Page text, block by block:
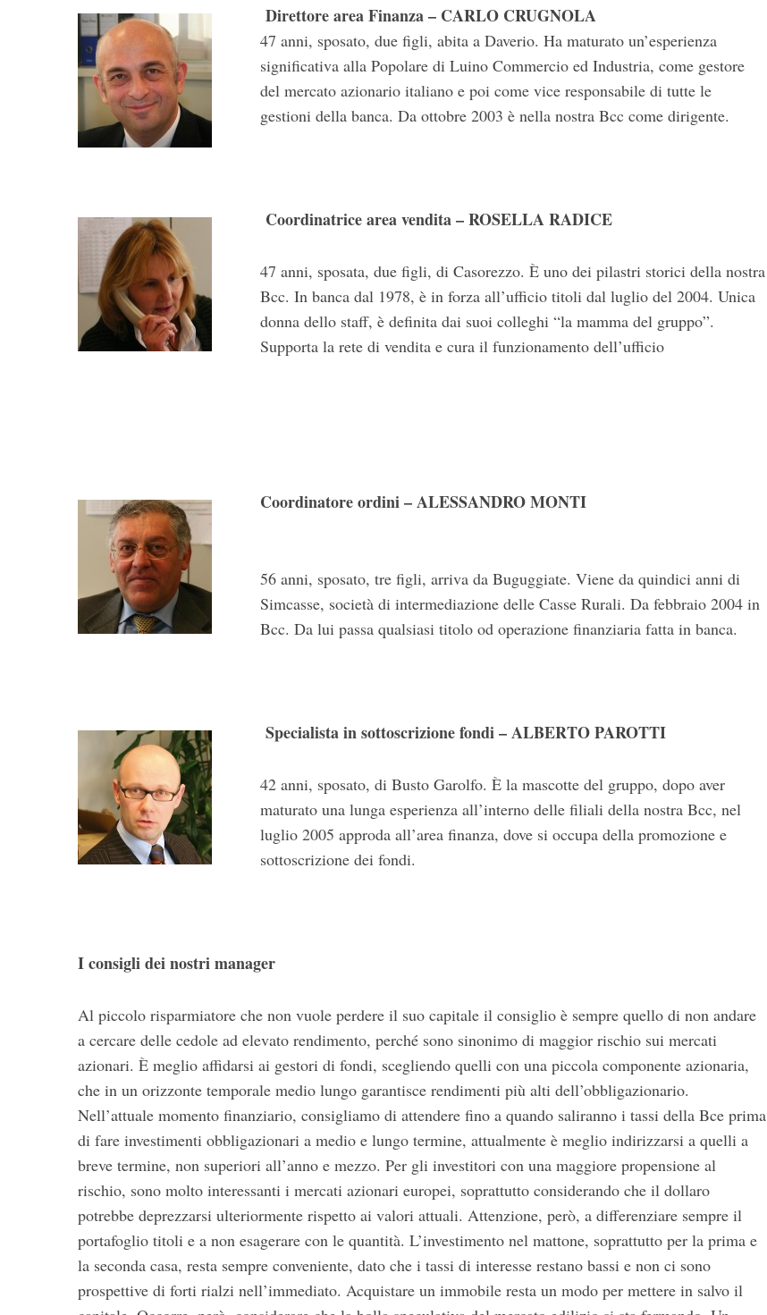
Direttore area Finanza – CARLO CRUGNOLA
47 anni, sposato, due figli, abita a Daverio. Ha maturato un’esperienza
significativa alla Popolare di Luino Commercio ed Industria, come gestore
del mercato azionario italiano e poi come vice responsabile di tutte le
gestioni della banca. Da ottobre 2003 è nella nostra Bcc come dirigente.
Coordinatrice area vendita – ROSELLA RADICE
47 anni, sposata, due figli, di Casorezzo. È uno dei pilastri storici della nostra
Bcc. In banca dal 1978, è in forza all’ufficio titoli dal luglio del 2004. Unica
donna dello staff, è definita dai suoi colleghi “la mamma del gruppo”.
Supporta la rete di vendita e cura il funzionamento dell’ufficio
Coordinatore ordini – ALESSANDRO MONTI
56 anni, sposato, tre figli, arriva da Buguggiate. Viene da quindici anni di
Simcasse, società di intermediazione delle Casse Rurali. Da febbraio 2004 in
Bcc. Da lui passa qualsiasi titolo od operazione finanziaria fatta in banca.
Specialista in sottoscrizione fondi – ALBERTO PAROTTI
42 anni, sposato, di Busto Garolfo. È la mascotte del gruppo, dopo aver
maturato una lunga esperienza all’interno delle filiali della nostra Bcc, nel
luglio 2005 approda all’area finanza, dove si occupa della promozione e
sottoscrizione dei fondi.
I consigli dei nostri manager
Al piccolo risparmiatore che non vuole perdere il suo capitale il consiglio è sempre quello di non andare
a cercare delle cedole ad elevato rendimento, perché sono sinonimo di maggior rischio sui mercati
azionari. È meglio affidarsi ai gestori di fondi, scegliendo quelli con una piccola componente azionaria,
che in un orizzonte temporale medio lungo garantisce rendimenti più alti dell’obbligazionario.
Nell’attuale momento finanziario, consigliamo di attendere fino a quando saliranno i tassi della Bce prima
di fare investimenti obbligazionari a medio e lungo termine, attualmente è meglio indirizzarsi a quelli a
breve termine, non superiori all’anno e mezzo. Per gli investitori con una maggiore propensione al
rischio, sono molto interessanti i mercati azionari europei, soprattutto considerando che il dollaro
potrebbe deprezzarsi ulteriormente rispetto ai valori attuali. Attenzione, però, a differenziare sempre il
portafoglio titoli e a non esagerare con le quantità. L’investimento nel mattone, soprattutto per la prima e
la seconda casa, resta sempre conveniente, dato che i tassi di interesse restano bassi e non ci sono
prospettive di forti rialzi nell’immediato. Acquistare un immobile resta un modo per mettere in salvo il